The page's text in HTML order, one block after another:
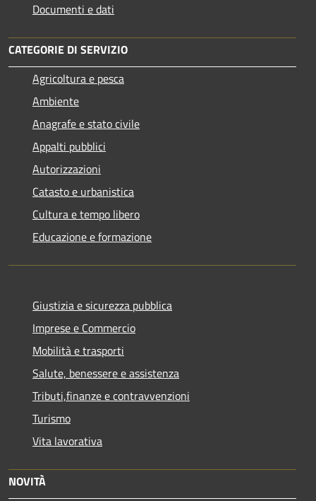
Documenti e dati
CATEGORIE DI SERVIZIO
Agricoltura e pesca
Ambiente
Anagrafe e stato civile
Appalti pubblici
Autorizzazioni
Catasto e urbanistica
Cultura e tempo libero
Educazione e formazione
Giustizia e sicurezza pubblica
Imprese e Commercio
Mobilità e trasporti
Salute, benessere e assistenza
Tributi,finanze e contravvenzioni
Turismo
Vita lavorativa
NOVITÀ